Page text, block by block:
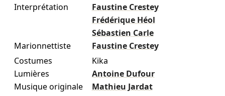
Interprétation
Faustine Crestey
Frédérique Héol
Sébastien Carle
Marionnettiste
Faustine Crestey
Costumes
Kika
Lumières
Antoine Dufour
Musique originale
Mathieu Jardat